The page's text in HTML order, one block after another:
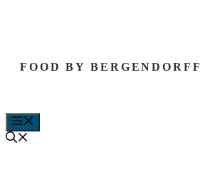
FOOD BY BERGENDORFF